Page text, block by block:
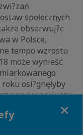
społecznych
obserwuj?c
w Polsce,
tempo wzrostu
może wynieść
osi?gnęłyby
scenariuszu
i Dziedzictwa